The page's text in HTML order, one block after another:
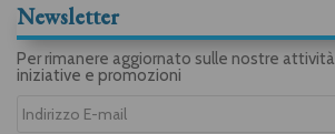
Newsletter
Per rimanere aggiornato sulle nostre attività,
iniziative e promozioni